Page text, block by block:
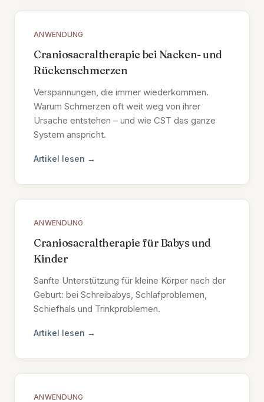
ANWENDUNG
Craniosacraltherapie bei Nacken- und
Rückenschmerzen
Verspannungen, die immer wiederkommen.
Warum Schmerzen oft weit weg von ihrer
Ursache entstehen – und wie CST das ganze
System anspricht.
Artikel lesen →
ANWENDUNG
Craniosacraltherapie für Babys und
Kinder
Sanfte Unterstützung für kleine Körper nach der
Geburt: bei Schreibabys, Schlafproblemen,
Schiefhals und Trinkproblemen.
Artikel lesen →
ANWENDUNG